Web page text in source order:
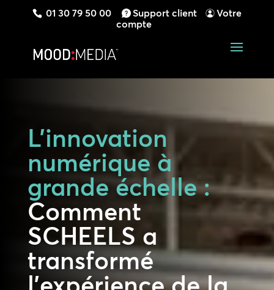
01 30 79 50 00 Support client
Votre
compte
L’innovation
numérique à
grande échelle :
Comment
SCHEELS a
transformé